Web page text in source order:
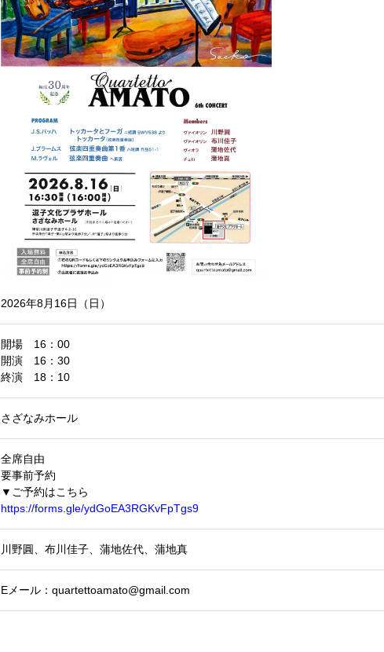
2026年8月16日（日）
開場 16：00
開演 16：30
終演 18：10
さざなみホール
全席自由
要事前予約
▼ご予約はこちら
https://forms.gle/ydGoEA3RGKvFpTgs9
川野圓、布川佳子、蒲地佐代、蒲地真
Eメール：quartettoamato@gmail.com